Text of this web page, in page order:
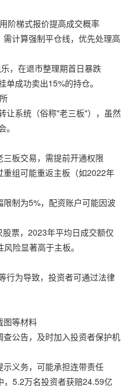
阶梯式报价提高成交概率
计算强制平仓线，优先处理高
，在退市整理期首日暴跌
成功卖出15%的持仓。
让系统（俗称"老三板"），虽然
板交易，需提前开通权限
组可能重返主板（如2022年
制为5%，配资账户可能因波
票，2023年平均日成交额仅
风险显著高于主板。
行为导致，投资者可通过法律
图等材料
公告，及时加入投资者保护机
义务，可能承担连带责任
，5.2万名投资者获赔24.59亿